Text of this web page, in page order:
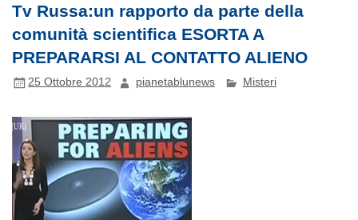
Tv Russa:un rapporto da parte della
comunità scientifica ESORTA A
PREPARARSI AL CONTATTO ALIENO
25 Ottobre 2012 pianetablunews Misteri